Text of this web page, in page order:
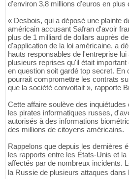
d'environ 3,8 millions d'euros en plus
« Desbois, qui a déposé une plainte
américain accusant Safran d'avoir
plus de 1 milliard de dollars auprès
d'application de la loi américaine, a
hauts responsables de l'entreprise
plusieurs reprises qu'il était
en question soit gardé top secret. En
pourrait compromettre les contrats
que la société convoitait », rapporte
Cette affaire soulève des inquiétudes
les pirates informatiques russes,
autorisés à des informations
des millions de citoyens américains.
Rappelons que depuis les dernières
les rapports entre les États-Unis et
affectés par de nombreux incidents.
la Russie de plusieurs attaques dans